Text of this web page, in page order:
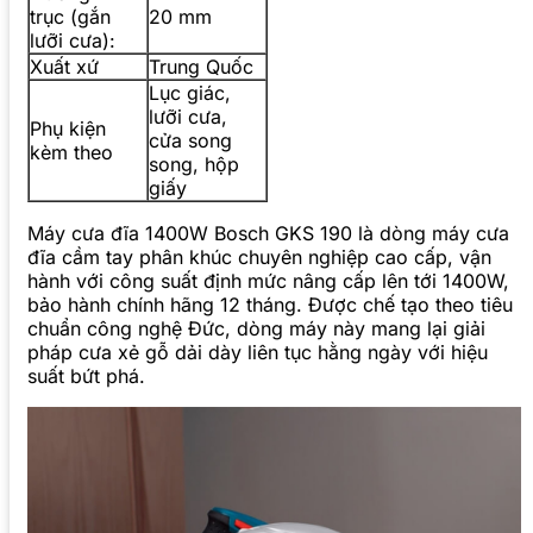
trục (gắn
lưỡi cưa):
20 mm
Xuất xứ Trung Quốc
Phụ kiện
kèm theo
Lục giác,
lưỡi cưa,
cửa song
song, hộp
giấy
Máy cưa đĩa 1400W Bosch GKS 190 là dòng máy cưa
đĩa cầm tay phân khúc chuyên nghiệp cao cấp, vận
hành với công suất định mức nâng cấp lên tới 1400W,
bảo hành chính hãng 12 tháng. Được chế tạo theo tiêu
chuẩn công nghệ Đức, dòng máy này mang lại giải
pháp cưa xẻ gỗ dải dày liên tục hằng ngày với hiệu
suất bứt phá.